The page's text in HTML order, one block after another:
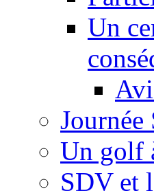
Un
Un golf
SDV et